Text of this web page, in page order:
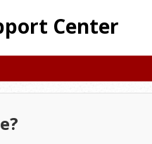
Center